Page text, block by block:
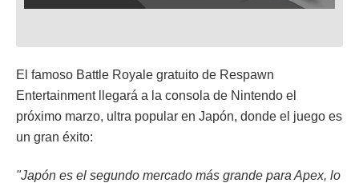
El famoso Battle Royale gratuito de Respawn
Entertainment llegará a la consola de Nintendo el
próximo marzo, ultra popular en Japón, donde el juego es
un gran éxito:
"Japón es el segundo mercado más grande para Apex, lo